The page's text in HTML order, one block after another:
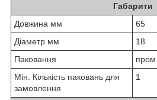
Габарити
Довжина мм
65
Діаметр мм
18
Паковання
пром
Мін. Кількість паковань для
замовлення
1